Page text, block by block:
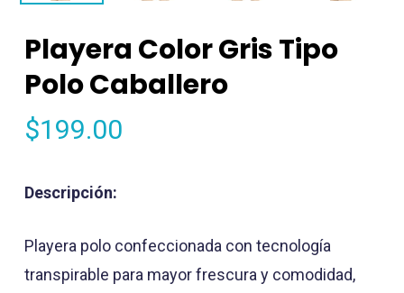
Playera Color Gris Tipo
Polo Caballero
$199.00
Descripción:
Playera polo confeccionada con tecnología
transpirable para mayor frescura y comodidad,